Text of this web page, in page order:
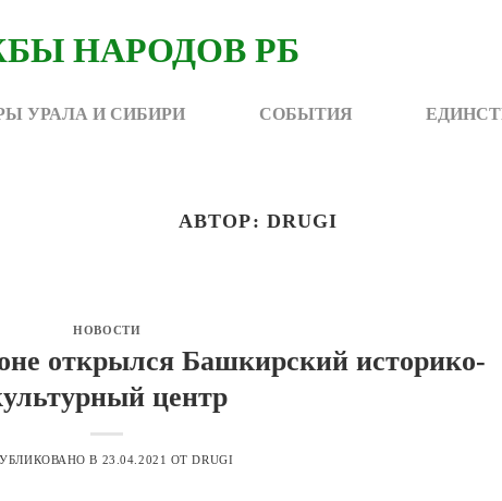
УРАЛА И СИБИРИ СОБЫТИЯ
АВТОР: DRUGI
НОВОСТИ
открылся Башкирский историко-
центр
В 23.04.2021 ОТDRUGI